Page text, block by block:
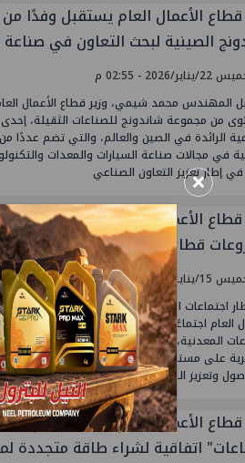
قطاع الأعمال العام يستقبل وفدًا
الصينية لبحث التعاون في صناعة
2026 - 02:55 م
المهندس محمد شيمي، وزير قطاع الأعمال
من مجموعة شاندونج للصناعات الثقيلة،
الرائدة في الصين والعالم، والتي تضم عددًا من
في مجالات صناعة السيارات والمعدات
إطار تعزيز التعاون الصناعي
قطاع الأعمال العام يعقد اجتماعا
قطاع الصناعات المعدنية
2026 - 05:37 م
اجتماعات المتابعة الدورية، عقد المهندس
العام اجتماعًا موسعًا مع الرؤساء التنفيذيين
المعدنية، لمتابعة موقف المشروعات الجارية
على مستوى الشركات التابعة، وبحث خطط
وتعزيز القدرة التنافسية
قطاع الأعمال العام يشهد توقيع
اتفاقية لشراء طاقة متجددة لمدة 30
×